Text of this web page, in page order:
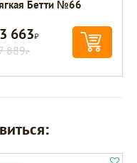
Бетти №66
663Р
889Р